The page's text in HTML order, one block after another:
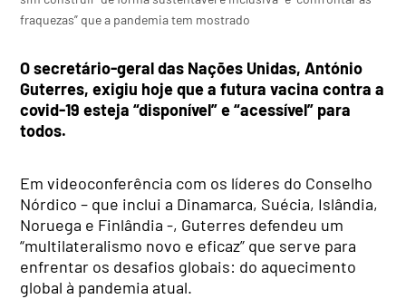
fraquezas” que a pandemia tem mostrado
O secretário-geral das Nações Unidas, António
Guterres, exigiu hoje que a futura vacina contra a
covid-19 esteja “disponível” e “acessível” para
todos.
Em videoconferência com os líderes do Conselho
Nórdico – que inclui a Dinamarca, Suécia, Islândia,
Noruega e Finlândia -, Guterres defendeu um
“multilateralismo novo e eficaz” que serve para
enfrentar os desafios globais: do aquecimento
global à pandemia atual.